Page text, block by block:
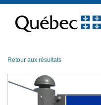
contenu
Retour aux résultats